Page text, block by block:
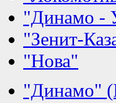
"Динамо -
"Зенит-
"Нова"
"Динамо"